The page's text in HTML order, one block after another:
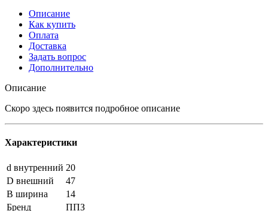
Описание
Как купить
Оплата
Доставка
Задать вопрос
Дополнительно
Описание
Скоро здесь появится подробное описание
Характеристики
d внутренний 20
D внешний
47
B ширина
14
Бренд
ППЗ